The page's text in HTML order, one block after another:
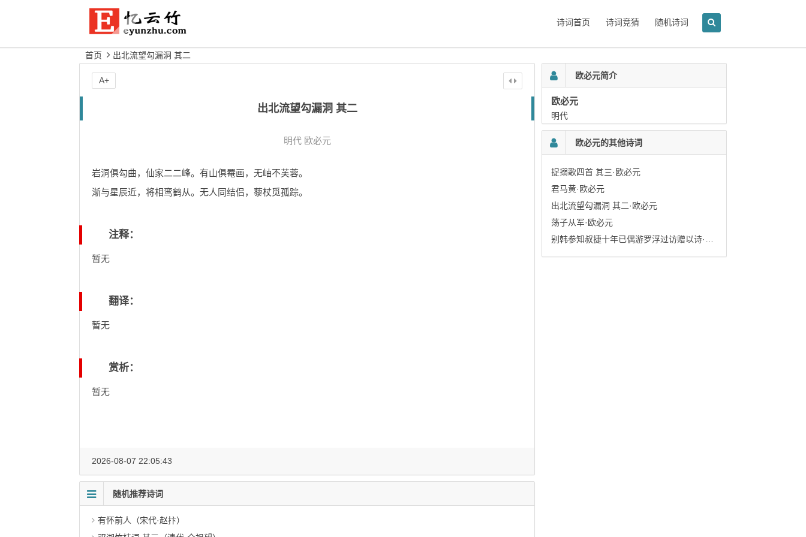
诗词首页 诗词竞猜 随机诗词
首页 出北流望勾漏洞 其二
出北流望勾漏洞 其二
明代 欧必元
岩洞俱勾曲，仙家二二峰。有山俱罨画，无岫不芙蓉。
渐与星辰近，将相鸾鹤从。无人同结侣，藜杖觅孤踪。
注释：
暂无
翻译：
暂无
赏析：
暂无
A+
2026-08-07 22:05:43
随机推荐诗词
有怀前人（宋代·赵抃）
欧必元简介
欧必元
明代
欧必元的其他诗词
捉搦歌四首 其三·欧必元
君马黄·欧必元
出北流望勾漏洞 其二·欧必元
荡子从军·欧必元